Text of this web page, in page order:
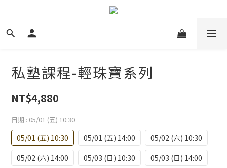
私塾課程-輕珠寶系列
NT$4,880
日期 : 05/01 (五) 10:30
05/01 (五) 10:30 05/01 (五) 14:00
05/02 (六) 10:30
05/02 (六) 14:00
05/03 (日) 10:30
05/03 (日) 14:00